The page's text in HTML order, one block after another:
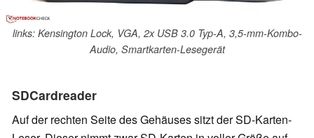
links: Kensington Lock, VGA, 2x USB 3.0 Typ-A, 3,5-mm-Kombo-
Audio, Smartkarten-Lesegerät
SDCardreader
Auf der rechten Seite des Gehäuses sitzt der SD-Karten-